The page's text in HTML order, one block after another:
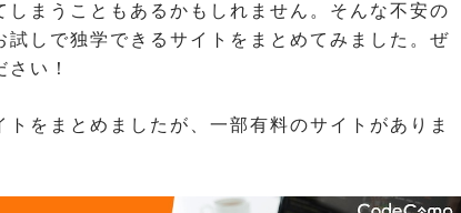
しまうこともあるかもしれません。そんな不安の
試しで独学できるサイトをまとめてみました。ぜ
い！
をまとめましたが、一部有料のサイトがありま